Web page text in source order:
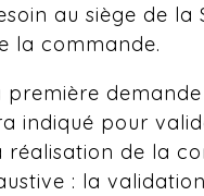
au siège de la
la commande.
indiqué pour
de la
: la